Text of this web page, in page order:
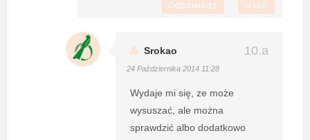
Odpowiedz Usuń
Srokao
24 Października 2014 11:28
Wydaje mi się, ze może
wysuszać, ale można
sprawdzić albo dodatkowo